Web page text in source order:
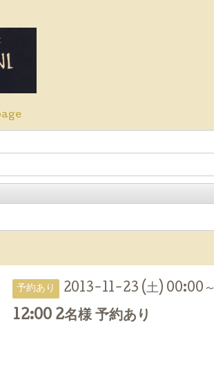
予約あり 2013-11-23 (土) 00:00～
12:00 2名様 予約あり